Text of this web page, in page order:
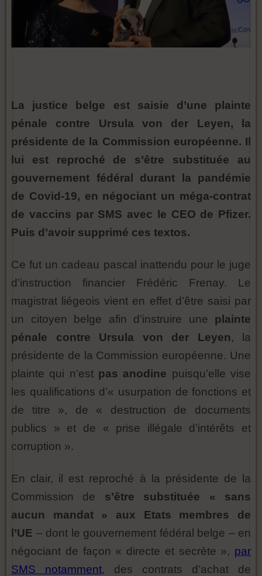
La justice belge est saisie d’une plainte
pénale contre Ursula von der Leyen, la
présidente de la Commission européenne. Il
lui est reproché de s’être substituée au
gouvernement fédéral durant la pandémie
de Covid-19, en négociant un méga-contrat
de vaccins par SMS avec le CEO de Pfizer.
Puis d’avoir supprimé ces textos.
Ce fut un cadeau pascal inattendu pour le juge
d’instruction financier Frédéric Frenay. Le
magistrat liégeois vient en effet d’être saisi par
un citoyen belge afin d’instruire une plainte
pénale contre Ursula von der Leyen, la
présidente de la Commission européenne. Une
plainte qui n’est pas anodine puisqu’elle vise
les qualifications d’« usurpation de fonctions et
de titre », de « destruction de documents
publics » et de « prise illégale d’intérêts et
corruption ».
En clair, il est reproché à la présidente de la
Commission de s’être substituée « sans
aucun mandat » aux Etats membres de
l’UE – dont le gouvernement fédéral belge – en
négociant de façon « directe et secrète », par
SMS notamment, des contrats d’achat de